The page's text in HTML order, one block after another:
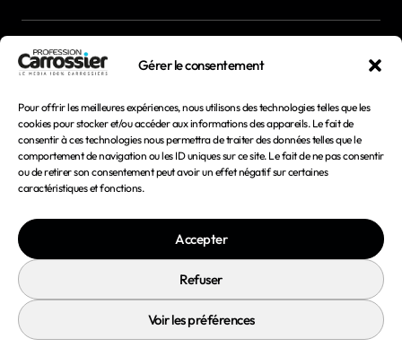
Gérer le consentement
Pour offrir les meilleures expériences, nous utilisons des technologies telles que les
cookies pour stocker et/ou accéder aux informations des appareils. Le fait de
consentir à ces technologies nous permettra de traiter des données telles que le
comportement de navigation ou les ID uniques sur ce site. Le fait de ne pas consentir
ou de retirer son consentement peut avoir un effet négatif sur certaines
caractéristiques et fonctions.
Accepter
Refuser
Voir les préférences
Mentions légales
Conditions générales d'utilisation
Politique de confidentialité
Politique de cookies